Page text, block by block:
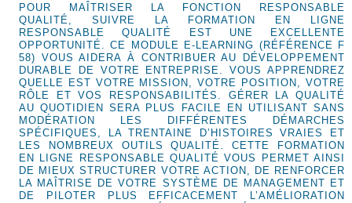
POUR MAÎTRISER LA FONCTION RESPONSABLE
QUALITÉ, SUIVRE LA FORMATION EN LIGNE
RESPONSABLE QUALITÉ EST UNE EXCELLENTE
OPPORTUNITÉ. CE MODULE E-LEARNING (RÉFÉRENCE F
58) VOUS AIDERA À CONTRIBUER AU DÉVELOPPEMENT
DURABLE DE VOTRE ENTREPRISE. VOUS APPRENDREZ
QUELLE EST VOTRE MISSION, VOTRE POSITION, VOTRE
RÔLE ET VOS RESPONSABILITÉS. GÉRER LA QUALITÉ
AU QUOTIDIEN SERA PLUS FACILE EN UTILISANT SANS
MODÉRATION LES DIFFÉRENTES DÉMARCHES
SPÉCIFIQUES, LA TRENTAINE D’HISTOIRES VRAIES ET
LES NOMBREUX OUTILS QUALITÉ. CETTE FORMATION
EN LIGNE RESPONSABLE QUALITÉ VOUS PERMET AINSI
DE MIEUX STRUCTURER VOTRE ACTION, DE RENFORCER
LA MAÎTRISE DE VOTRE SYSTÈME DE MANAGEMENT ET
DE PILOTER PLUS EFFICACEMENT L’AMÉLIORATION